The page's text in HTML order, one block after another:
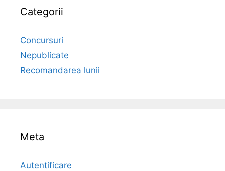
Categorii
Concursuri
Nepublicate
Recomandarea lunii
Meta
Autentificare